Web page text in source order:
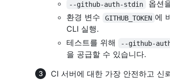
--github-auth-stdin
옵션
환경 변수
GITHUB_TOKEN 에
CLI 실행.
테스트를 위해
--github-
을 공급할 수 있습니다.
CI 서버에 대한 가장 안전하고 신